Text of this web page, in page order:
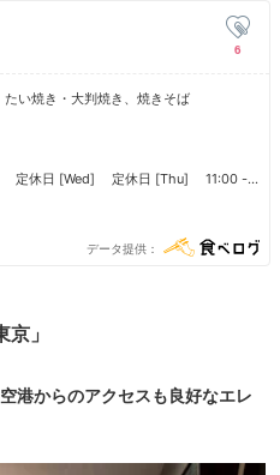
6
い焼き・大判焼き、焼きそば
定休日 [Wed] 定休日 [Thu] 11:00 -
11:00 - 19:00 [Sun] 11:00 - 19:00
データ提供
」
港からのアクセスも良好なエレ